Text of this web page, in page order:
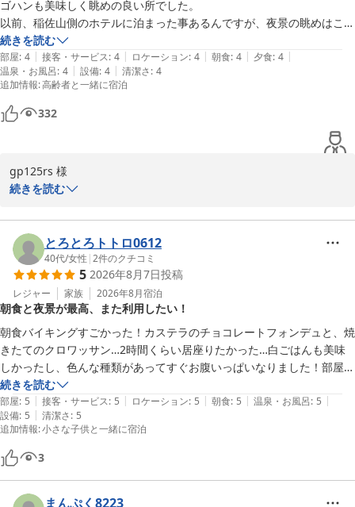
います。
また長崎にお越しの際には、ぜひにっしょうかん新館梅松鶴をご利
用くださいませ。れいれい様のまたのご利用を心よりお待ち申し上
にっしょうかん新館梅松鶴
2026-07-03
ゴハンも美味しく眺めの良い所でした。
以前、稲佐山側のホテルに泊まった事あるんですが、夜景の眺めはこち
ら側の方がキレイですね！稲佐山展望台も正面に見えるし、長崎駅前か
らの新幹線と在来線が走ってるのも見えたり良い場所だと思います！
新しさを求める人には向いてないのと、布団と枕が薄かったので分厚く
続きを読む
部屋: 4 | 接客・サービス: 4 | ロケーション: 4 | 朝食: 4 | 夕食: 4 |
温泉・お風呂: 4 | 設備: 4 | 清潔さ: 4
追加情報:高齢者と一緒に宿泊
332
gp125rs 様
がとうございます。また、ご感想をお寄せいただきましたこと、心
より感謝申し上げます。
お食事や眺望についてのお褒めの言葉をいただき、大変嬉しく思っ
ております。稲佐山の夜景についてもご満足いただけたようで、何
よりです。お客様からの貴重なご意見として、布団と枕については
改善の余地があることを認識しております。客室の快適さは重要な
要素でございますので、今後の参考にさせていただきます。
今後とも、皆様により良いサービスを提供できるよう努めてまいり
ますので、またのご利用を心よりお待ち申し上げております。
にっしょうかん新館梅松鶴
2026-07-07
続きを読む
とろとろトトロ0612
40代/女性 |2件のクチコミ
5 2026年8月7日投稿
レジャー 家族 2026年8月宿泊
朝食と夜景が最高、また利用したい！
朝食バイキングすごかった！カステラのチョコレートフォンデュと、焼
きたてのクロワッサン…2時間くらい居座りたかった…白ごはんも美味
しかったし、色んな種類があってすぐお腹いっぱいなりました！部屋も
夜景がすごく綺麗でした！大浴場も、シャンプーバー良かったです！サ
ウナは良かったのですが、水風呂がキンキンでは無く、、そこだけがマ
イナスかな？
ホテルへの道がちょっと分かりづらいかな？って位で、長崎に行く時は
また利用したいホテルです！ありがとうございました😊
続きを読む
部屋: 5 | 接客・サービス: 5 | ロケーション: 5 | 朝食: 5 | 温泉・お風呂: 5 |
設備: 5 | 清潔さ: 5
追加情報:小さな子供と一緒に宿泊
3
まんぷく8223